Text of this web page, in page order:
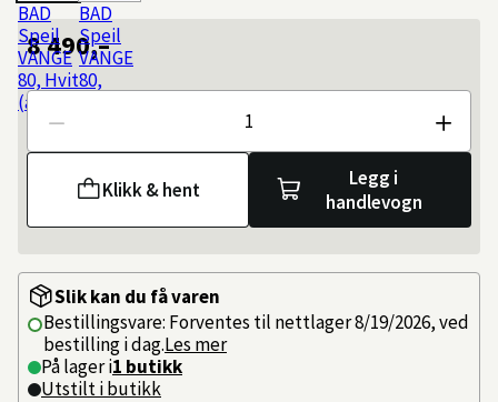
8 490,–
Antall
Klikk & hent
Legg i
handlevogn
Slik kan du få varen
Bestillingsvare: Forventes til nettlager 8/19/2026, ved
bestilling i dag.Les mer
På lager i1 butikk
Utstilt i butikk